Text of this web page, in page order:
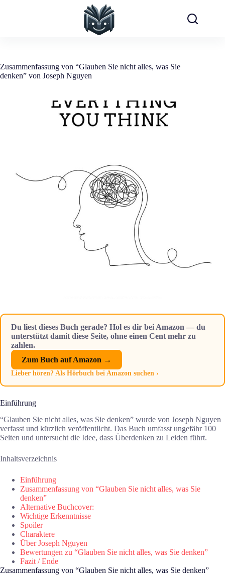
Zusammenfassung von “Glauben Sie nicht alles, was Sie
denken” von Joseph Nguyen
Du liest dieses Buch gerade? Hol es dir bei Amazon — du
unterstützt damit diese Seite, ohne einen Cent mehr zu
zahlen.
Zum Buch auf Amazon →
Lieber hören? Als Hörbuch bei Amazon suchen ›
Einführung
“Glauben Sie nicht alles, was Sie denken” wurde von Joseph Nguyen
verfasst und kürzlich veröffentlicht. Das Buch umfasst ungefähr 100
Seiten und untersucht die Idee, dass Überdenken zu Leiden führt.
Inhaltsverzeichnis
Einführung
Zusammenfassung von “Glauben Sie nicht alles, was Sie
denken”
Alternative Buchcover:
Wichtige Erkenntnisse
Spoiler
Charaktere
Über Joseph Nguyen
Bewertungen zu “Glauben Sie nicht alles, was Sie denken”
Fazit / Ende
Zusammenfassung von “Glauben Sie nicht alles, was Sie denken”